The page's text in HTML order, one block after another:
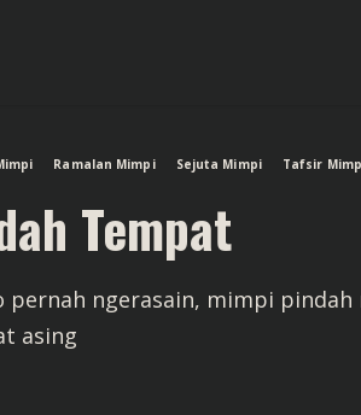
Ramalan Mimpi Sejuta Mimpi Tafsir
Tempat
ngerasain, mimpi pindah
asing